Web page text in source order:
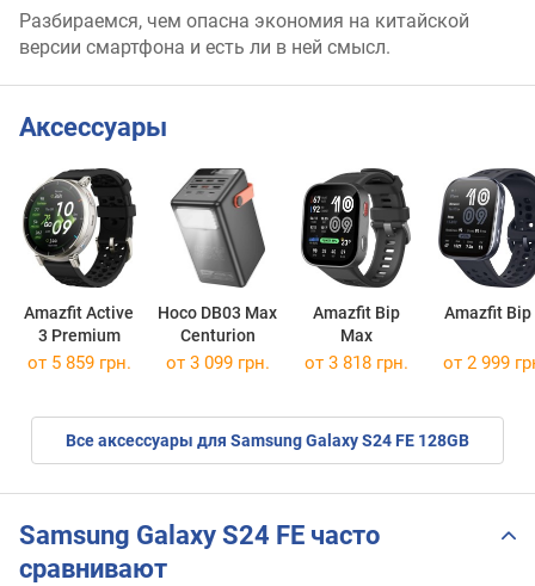
Разбираемся, чем опасна экономия на китайской
версии смартфона и есть ли в ней смысл.
Аксессуары
Amazfit Active
3 Premium
Hoco DB03 Max
Centurion
Amazfit Bip
Max
Amazfit Bip
от 5 859 грн. от 3 099 грн. от 3 818 грн. от 2 999
Все аксессуары для Samsung Galaxy S24 FE 128GB
Samsung Galaxy S24 FE часто
сравнивают